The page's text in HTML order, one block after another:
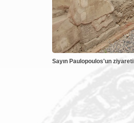
Sayın Paulopoulos'un